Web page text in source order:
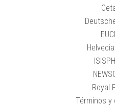
Royal
Términos y